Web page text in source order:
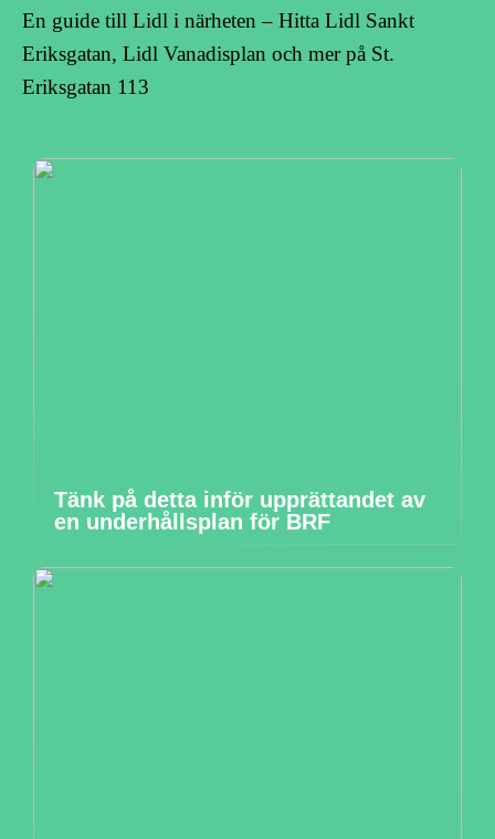
En guide till Lidl i närheten – Hitta Lidl Sankt
Eriksgatan, Lidl Vanadisplan och mer på St.
Eriksgatan 113
Tänk på detta inför upprättandet av
en underhållsplan för BRF